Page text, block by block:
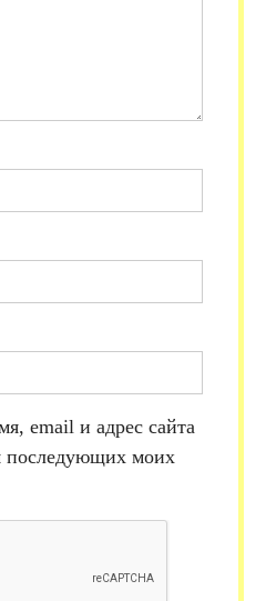
email и адрес сайта
последующих моих